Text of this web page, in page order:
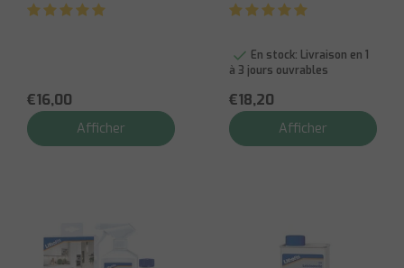
Dégraissant
€16,00
Afficher
Céramique - Lithofin
En stock: Livraison en 1
à 3 jours ouvrables
€18,20
Afficher